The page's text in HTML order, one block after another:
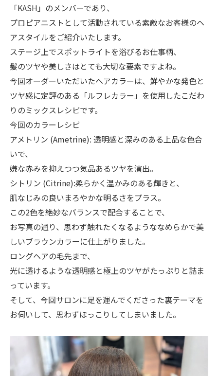
「KASH」のメンバーであり、
プロピアニストとして活動されている素敵なお客様のヘ
アスタイルをご紹介いたします。
ステージ上でスポットライトを浴びるお仕事柄、
髪のツヤや美しさはとても大切な要素ですよね。
今回オーダーいただいたヘアカラーは、鮮やかな発色と
ツヤ感に定評のある「ルフレカラー」を使用したこだわ
りのミックスレシピです。
今回のカラーレシピ
アメトリン (Ametrine): 透明感と深みのある上品な色合
いで、
嫌な赤みを抑えつつ気品あるツヤを演出。
シトリン (Citrine):柔らかく温かみのある輝きと、
肌なじみの良いまろやかな明るさをプラス。
この2色を絶妙なバランスで配合することで、
お写真の通り、思わず触れたくなるようななめらかで美
しいブラウンカラーに仕上がりました。
ロングヘアの毛先まで、
光に透けるような透明感と極上のツヤがたっぷりと詰ま
っています。
そして、今回サロンに足を運んでくださった裏テーマを
お伺いして、思わずほっこりしてしまいました。